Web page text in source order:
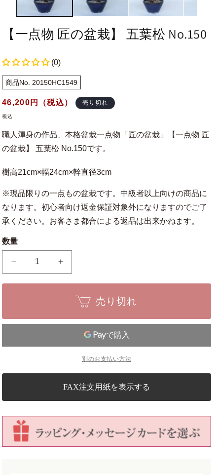
【一点物 匠の盆栽】 五葉松 No.150
(0)
商品No. 20150HC1549
通
常
格
46,200 円（税込） 売り切れ
税込
職人渾身の作品、本格盆栽一点物「匠の盆栽」【一点物 匠
の盆栽】 五葉松 No.150です。
樹高21cm×幅24cm×幹直径3cm
※現品限りの一点もの盆栽です。中級者以上向けの商品に
なります。初心者向け返金保証対象外になりますのでご了
承ください。お客さま都合による返品は出来かねます。
数量
盆
五
松
量
を
減
【一
盆
五
松
No.150
量
を
売り切れ
別のお支払い方法
FAX注文用紙を表示する